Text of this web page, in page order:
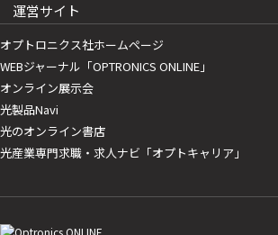
運営サイト
オプトロニクス社ホームページ
WEBジャーナル「OPTRONICS ONLINE」
オンライン展示会
光製品Navi
光のオンライン書店
光産業専門求職・求人ナビ「オプトキャリア」